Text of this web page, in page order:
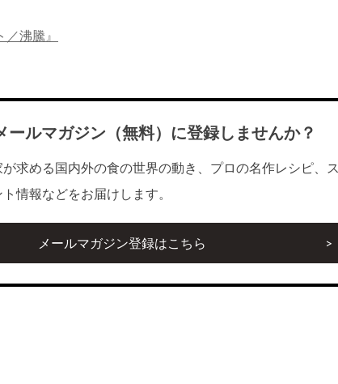
沸騰』
ールマガジン（無料）に登録しませんか？
求める国内外の食の世界の動き、プロの名作レシピ、ス
情報などをお届けします。
メールマガジン登録はこちら